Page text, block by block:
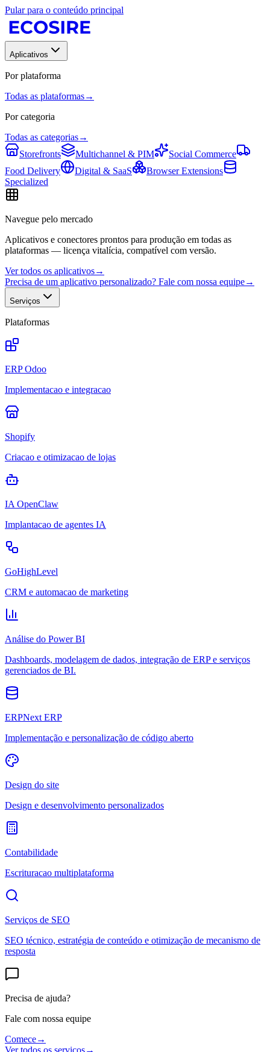
Pular para o conteúdo principal
Aplicativos
Por plataforma
Todas as plataformas→
Por categoria
Todas as categorias→
Storefronts
Multichannel & PIM
Social Commerce
Food Delivery
Digital & SaaS
Browser Extensions
Specialized
Navegue pelo mercado
Aplicativos e conectores prontos para produção em todas as
plataformas — licença vitalícia, compatível com versão.
Ver todos os aplicativos→
Precisa de um aplicativo personalizado? Fale com nossa equipe→
Serviços
Plataformas
ERP Odoo
Implementacao e integracao
Shopify
Criacao e otimizacao de lojas
IA OpenClaw
Implantacao de agentes IA
GoHighLevel
CRM e automacao de marketing
Análise do Power BI
Dashboards, modelagem de dados, integração de ERP e serviços
gerenciados de BI.
ERPNext ERP
Implementação e personalização de código aberto
Design do site
Design e desenvolvimento personalizados
Contabilidade
Escrituracao multiplataforma
Serviços de SEO
SEO técnico, estratégia de conteúdo e otimização de mecanismo de
resposta
Precisa de ajuda?
Fale com nossa equipe
Comece→
Ver todos os servicos→